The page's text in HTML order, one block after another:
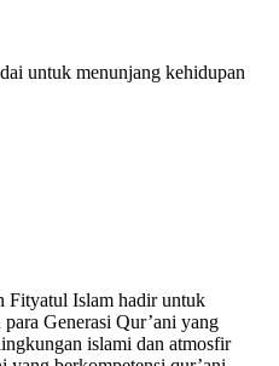
untuk menunjang kehidupan
Fityatul Islam hadir untuk
Generasi Qur’ani yang
islami dan atmosfir